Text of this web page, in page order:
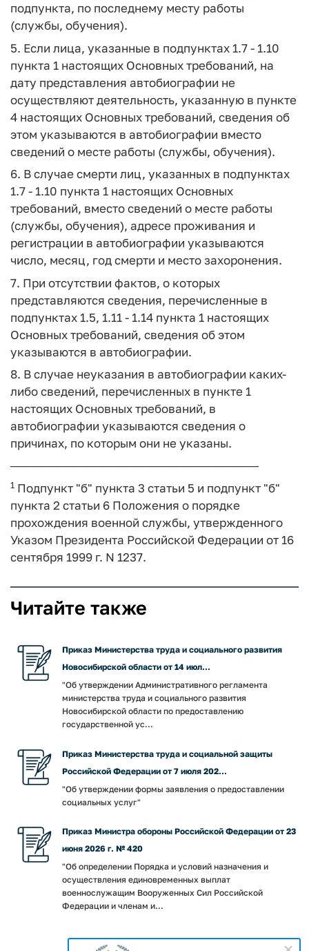
подпункта, по последнему месту работы
(службы, обучения).
5. Если лица, указанные в подпунктах 1.7 - 1.10
пункта 1 настоящих Основных требований, на
дату представления автобиографии не
осуществляют деятельность, указанную в пункте
4 настоящих Основных требований, сведения об
этом указываются в автобиографии вместо
сведений о месте работы (службы, обучения).
6. В случае смерти лиц, указанных в подпунктах
1.7 - 1.10 пункта 1 настоящих Основных
требований, вместо сведений о месте работы
(службы, обучения), адресе проживания и
регистрации в автобиографии указываются
число, месяц, год смерти и место захоронения.
7. При отсутствии фактов, о которых
представляются сведения, перечисленные в
подпунктах 1.5, 1.11 - 1.14 пункта 1 настоящих
Основных требований, сведения об этом
указываются в автобиографии.
8. В случае неуказания в автобиографии каких-
либо сведений, перечисленных в пункте 1
настоящих Основных требований, в
автобиографии указываются сведения о
причинах, по которым они не указаны.
──────────────────────────────
1 Подпункт "б" пункта 3 статьи 5 и подпункт "б"
пункта 2 статьи 6 Положения о порядке
прохождения военной службы, утвержденного
Указом Президента Российской Федерации от 16
сентября 1999 г. N 1237.
Читайте также
Приказ Министерства труда и социального развития
Новосибирской области от 14 июл...
"Об утверждении Административного регламента
министерства труда и социального развития
Новосибирской области по предоставлению
государственной ус...
Приказ Министерства труда и социальной защиты
Российской Федерации от 7 июля 202...
"Об утверждении формы заявления о предоставлении
социальных услуг"
Приказ Министра обороны Российской Федерации от 23
июня 2026 г. № 420
"Об определении Порядка и условий назначения и
осуществления единовременных выплат
военнослужащим Вооруженных Сил Российской
Федерации и членам и...